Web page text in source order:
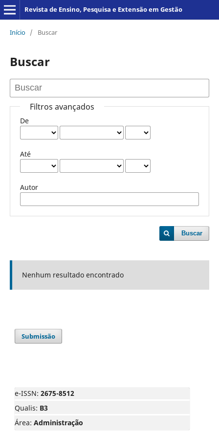
Revista de Ensino, Pesquisa e Extensão em Gestão
Início / Buscar
Buscar
Filtros avançados
De
Até
Autor
Buscar
Nenhum resultado encontrado
Submissão
e-ISSN: 2675-8512
Qualis: B3
Área: Administração